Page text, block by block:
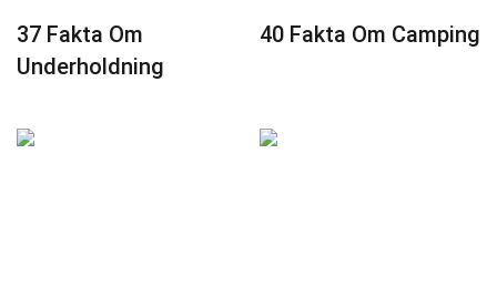
37 Fakta Om
Underholdning
40 Fakta Om Camping